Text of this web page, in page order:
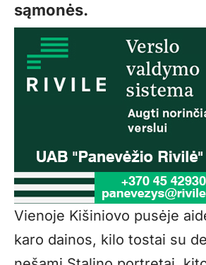
sąmonės.
Vienoje Kišiniovo pusėje
karo dainos, kilo tostai su